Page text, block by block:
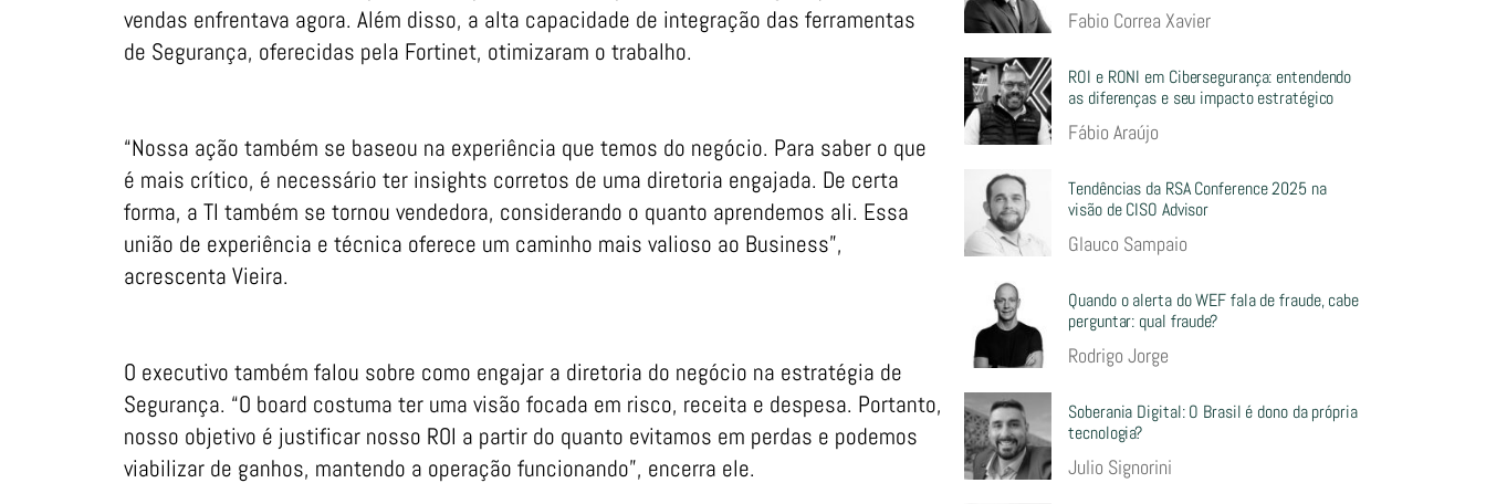
vendas enfrentava agora. Além disso, a alta capacidade de integração das ferramentas
de Segurança, oferecidas pela Fortinet, otimizaram o trabalho.
“Nossa ação também se baseou na experiência que temos do negócio. Para saber o que
é mais crítico, é necessário ter insights corretos de uma diretoria engajada. De certa
forma, a TI também se tornou vendedora, considerando o quanto aprendemos ali. Essa
união de experiência e técnica oferece um caminho mais valioso ao Business”,
acrescenta Vieira.
O executivo também falou sobre como engajar a diretoria do negócio na estratégia de
Segurança. “O board costuma ter uma visão focada em risco, receita e despesa. Portanto,
nosso objetivo é justificar nosso ROI a partir do quanto evitamos em perdas e podemos
viabilizar de ganhos, mantendo a operação funcionando”, encerra ele.
Fabio Correa Xavier
ROI e RONI em Cibersegurança: entendendo
as diferenças e seu impacto estratégico
Fábio Araújo
Tendências da RSA Conference 2025 na
visão de CISO Advisor
Glauco Sampaio
Quando o alerta do WEF fala de fraude, cabe
perguntar: qual fraude?
Rodrigo Jorge
Soberania Digital: O Brasil é dono da própria
tecnologia?
Julio Signorini